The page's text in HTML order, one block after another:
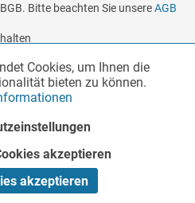
Bitte beachten Sie unsereAGB
Aktiv
Inaktiv
Cookies, um Ihnen die
bieten zu können.
akzeptieren
akzeptieren